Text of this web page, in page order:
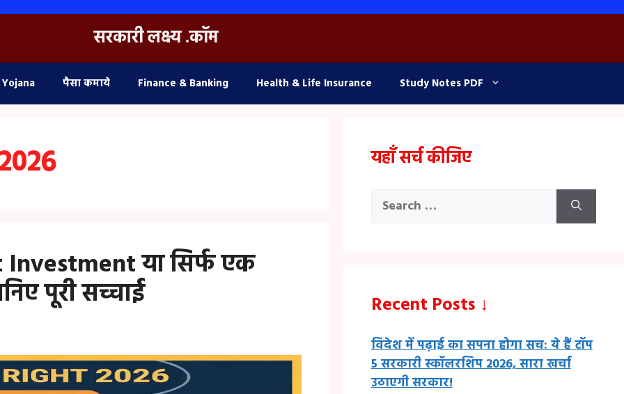
सरकारी लक्ष्य .कॉम
पैसा कमाये Finance & Banking Health & Life Insurance Study Notes PDF
या सिर्फ एक
पूरी सच्चाई
यहाँ सर्च कीजिए
Search
Recent Posts ↓
विदेश में पढ़ाई का सपना होगा सच: ये हैं टॉप
5 सरकारी स्कॉलरशिप 2026, सारा खर्चा
उठाएगी सरकार!